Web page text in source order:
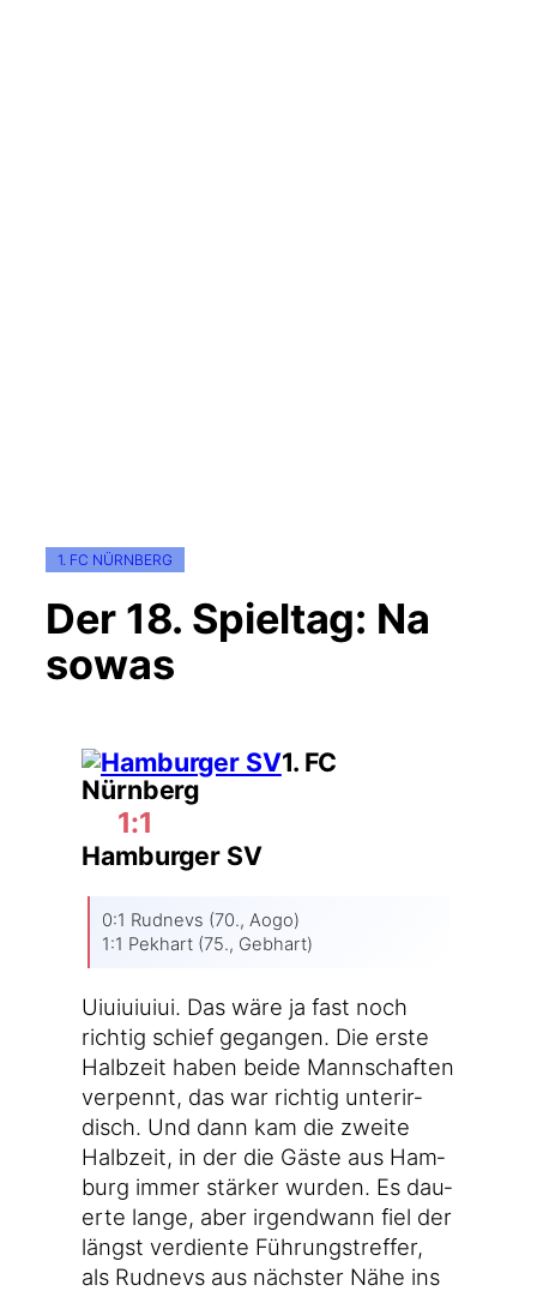
1. FC NÜRNBERG
Der 18. Spieltag: Na
sowas
1. FC
Nürnberg
1:1
Hamburger SV
0:1 Rud­nevs (70., Aogo)
1:1 Pek­hart (75., Gebhart)
Uiuiuiuiui. Das wäre ja fast noch
rich­tig schief gegan­gen. Die ers­te
Halb­zeit haben bei­de Mann­schaf­ten
ver­pennt, das war rich­tig unter­ir­
disch. Und dann kam die zwei­te
Halb­zeit, in der die Gäs­te aus Ham­
burg immer stär­ker wur­den. Es dau­
er­te lan­ge, aber irgend­wann fiel der
längst ver­dien­te Füh­rungs­tref­fer,
als Rud­nevs aus nächs­ter Nähe ins